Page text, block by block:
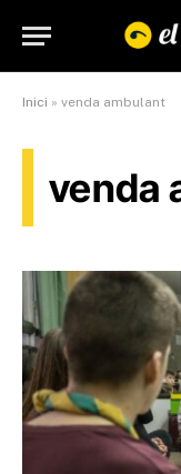
Inici » venda ambulant
venda